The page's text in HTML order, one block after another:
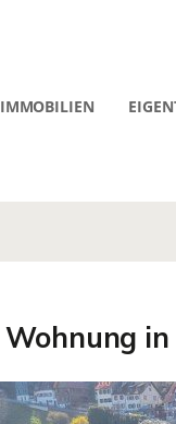
IMMOBILIEN
Wohnung